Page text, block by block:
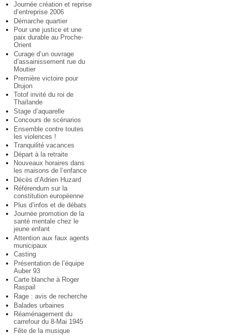
Journée création et reprise
d’entreprise 2006
Démarche quartier
Pour une justice et une
paix durable au Proche-
Orient
Curage d’un ouvrage
d’assainissement rue du
Moutier
Première victoire pour
Drujon
Totof invité du roi de
Thaïlande
Stage d’aquarelle
Concours de scénarios
Ensemble contre toutes
les violences !
Tranquilité vacances
Départ à la retraite
Nouveaux horaires dans
les maisons de l’enfance
Décès d’Adrien Huzard
Référendum sur la
constitution européenne
Plus d’infos et de débats
Journée promotion de la
santé mentale chez le
jeune enfant
Attention aux faux agents
municipaux
Casting
Présentation de l’équipe
Auber 93
Carte blanche à Roger
Raspail
Rage : avis de recherche
Balades urbaines
Réaménagement du
carrefour du 8-Mai 1945
Fête de la musique